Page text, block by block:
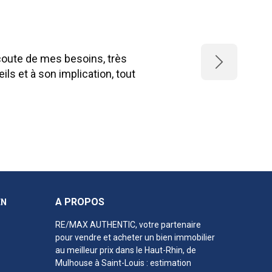
de mes besoins, très
et à son implication, tout
Next
A PROPOS
RE/MAX AUTHENTIC, votre partenaire
pour vendre et acheter un bien immobilier
au meilleur prixdans le Haut-Rhin, de
Mulhouse à Saint-Louis : estimation